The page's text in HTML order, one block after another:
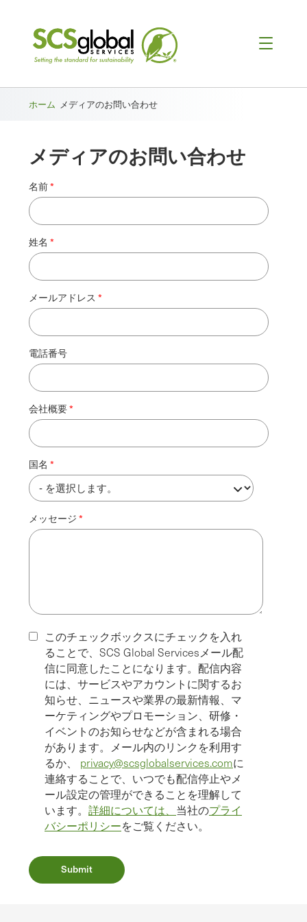
ブ
ッ
ド
ク
ラ
ム
ホーム メディアのお問い合わせ
メディアのお問い合わせ
名前
姓名
メールアドレス
電話番号
会社概要
国名
メッセージ
このチェックボックスにチェックを入れ
ることで、SCS Global Servicesメール配
信に同意したことになります。配信内容
には、サービスやアカウントに関するお
知らせ、ニュースや業界の最新情報、マ
ーケティングやプロモーション、研修・
イベントのお知らせなどが含まれる場合
があります。メール内のリンクを利用す
るか、 privacy@scsglobalservices.comに
連絡することで、いつでも配信停止やメ
ール設定の管理ができることを理解して
います。 詳細については、 当社のプライ
バシーポリシーをご覧ください。